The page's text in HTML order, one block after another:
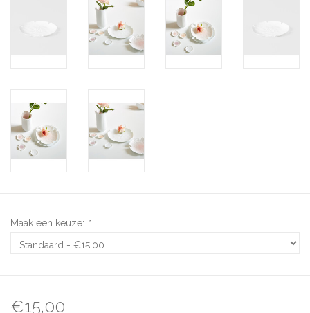
Maak een keuze: *
€15,00